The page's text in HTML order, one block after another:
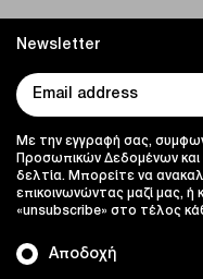
Newsletter
Αποδοχή
Με την εγγραφή σας,
Προσωπικών Δεδομένων
δελτία. Μπορείτε να
επικοινωνώντας μαζί μας, ή
«unsubscribe» στο τέλος